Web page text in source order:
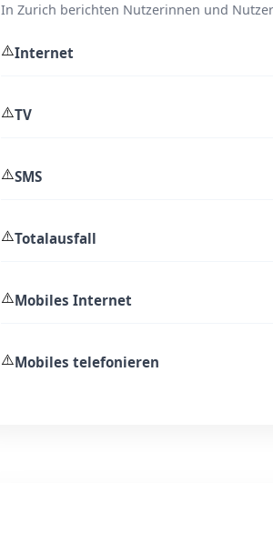
In Zurich berichten Nutzerinnen und
⚠️Internet
⚠️TV
⚠️SMS
⚠️Totalausfall
⚠️Mobiles Internet
⚠️Mobiles telefonieren